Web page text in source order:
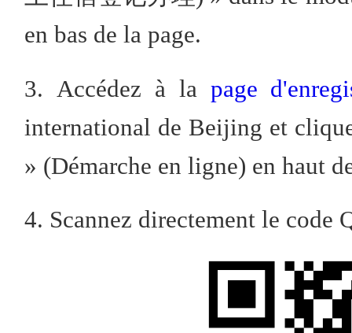
en bas de la page.
3. Accédez à la page
international de Beijing et
» (Démarche en ligne) en haut
4. Scannez directement le code